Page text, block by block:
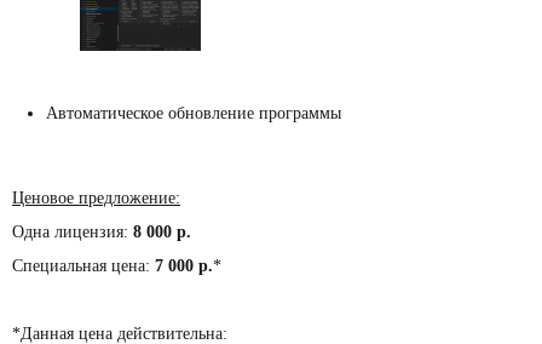
Автоматическое обновление программы
Ценовое предложение:
Одна лицензия: 8 000 р.
Специальная цена: 7 000 р.*
*Данная цена действительна: